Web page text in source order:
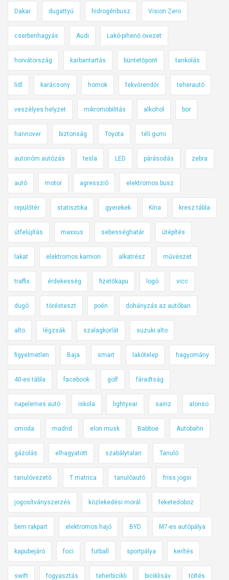
Dakar dugattyú hidrogénbusz Vision Zero
cserbenhagyás Audi Lakó-pihenő övezet
horvátország karbantartás büntetőpont tankolás
lidl karácsony homok fekvőrendőr teherautó
veszélyes helyzet mikromobilitás alkohol bor
hannover biztonság Toyota téli gumi
autonóm autózás tesla LED párásodás zebra
autó motor agresszió elektromos busz
repülőtér statisztika gyerekek Kína kresz tábla
útfelújítás maxxus sebességhatár útépítés
lakat elektromos kamion alkatrész művészet
traffix érdekesség fizetőkapu logó vicc
dugó törésteszt poén dohányzás az autóban
alto légzsák szalagkorlát suzuki alto
figyelmetlen Baja smart lakótelep hagyomány
40-es tábla facebook golf fáradtság
napelemes autó iskola lightyear sainz alonso
omoda madrid elon musk Babboe Autobahn
gázolás elhagyatott szabálytalan Tanuló
tanulóvezető T matrica tanulóautó friss jogsi
jogosítványszerzés közlekedési morál feketedoboz
bem rakpart elektromos hajó BYD M7-es autópálya
kapubejáró foci futball sportpálya kerítés
swift fogyasztás teherbicikli biciklisáv töltés